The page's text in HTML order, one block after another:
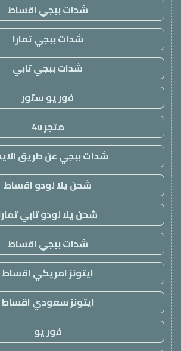
شدات ببجي اقساط
شدات ببجي تمارا
شدات ببجي تابي
فور يو ستور
متجر 4u
شدات ببجي عن طريق
شحن يلا لودو اقساط
شحن يلا لودو تابي
شدات ببجي اقساط
ايتونز امريكي اقساط
ايتونز سعودي اقساط
فور يو